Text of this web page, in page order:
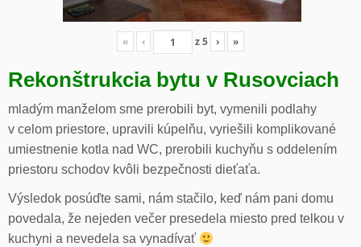
« ‹ z5 › »
Rekonštrukcia bytu v Rusovciach
mladým manželom sme prerobili byt, vymenili podlahy
v celom priestore, upravili kúpelňu, vyriešili komplikované
umiestnenie kotla nad WC, prerobili kuchyňu s oddelením
priestoru schodov kvôli bezpečnosti dieťaťa.
Výsledok posúďte sami, nám stačilo, keď nám pani domu
povedala, že nejeden večer presedela miesto pred telkou v
kuchyni a nevedela sa vynadívať